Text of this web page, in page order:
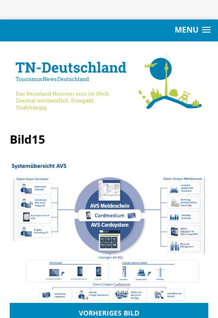
MENU
Bild15
VORHERIGES BILD